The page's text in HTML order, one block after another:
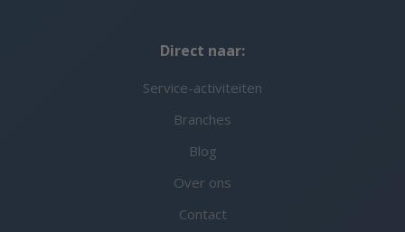
Direct naar:
Service-activiteiten
Branches
Blog
Over ons
Contact